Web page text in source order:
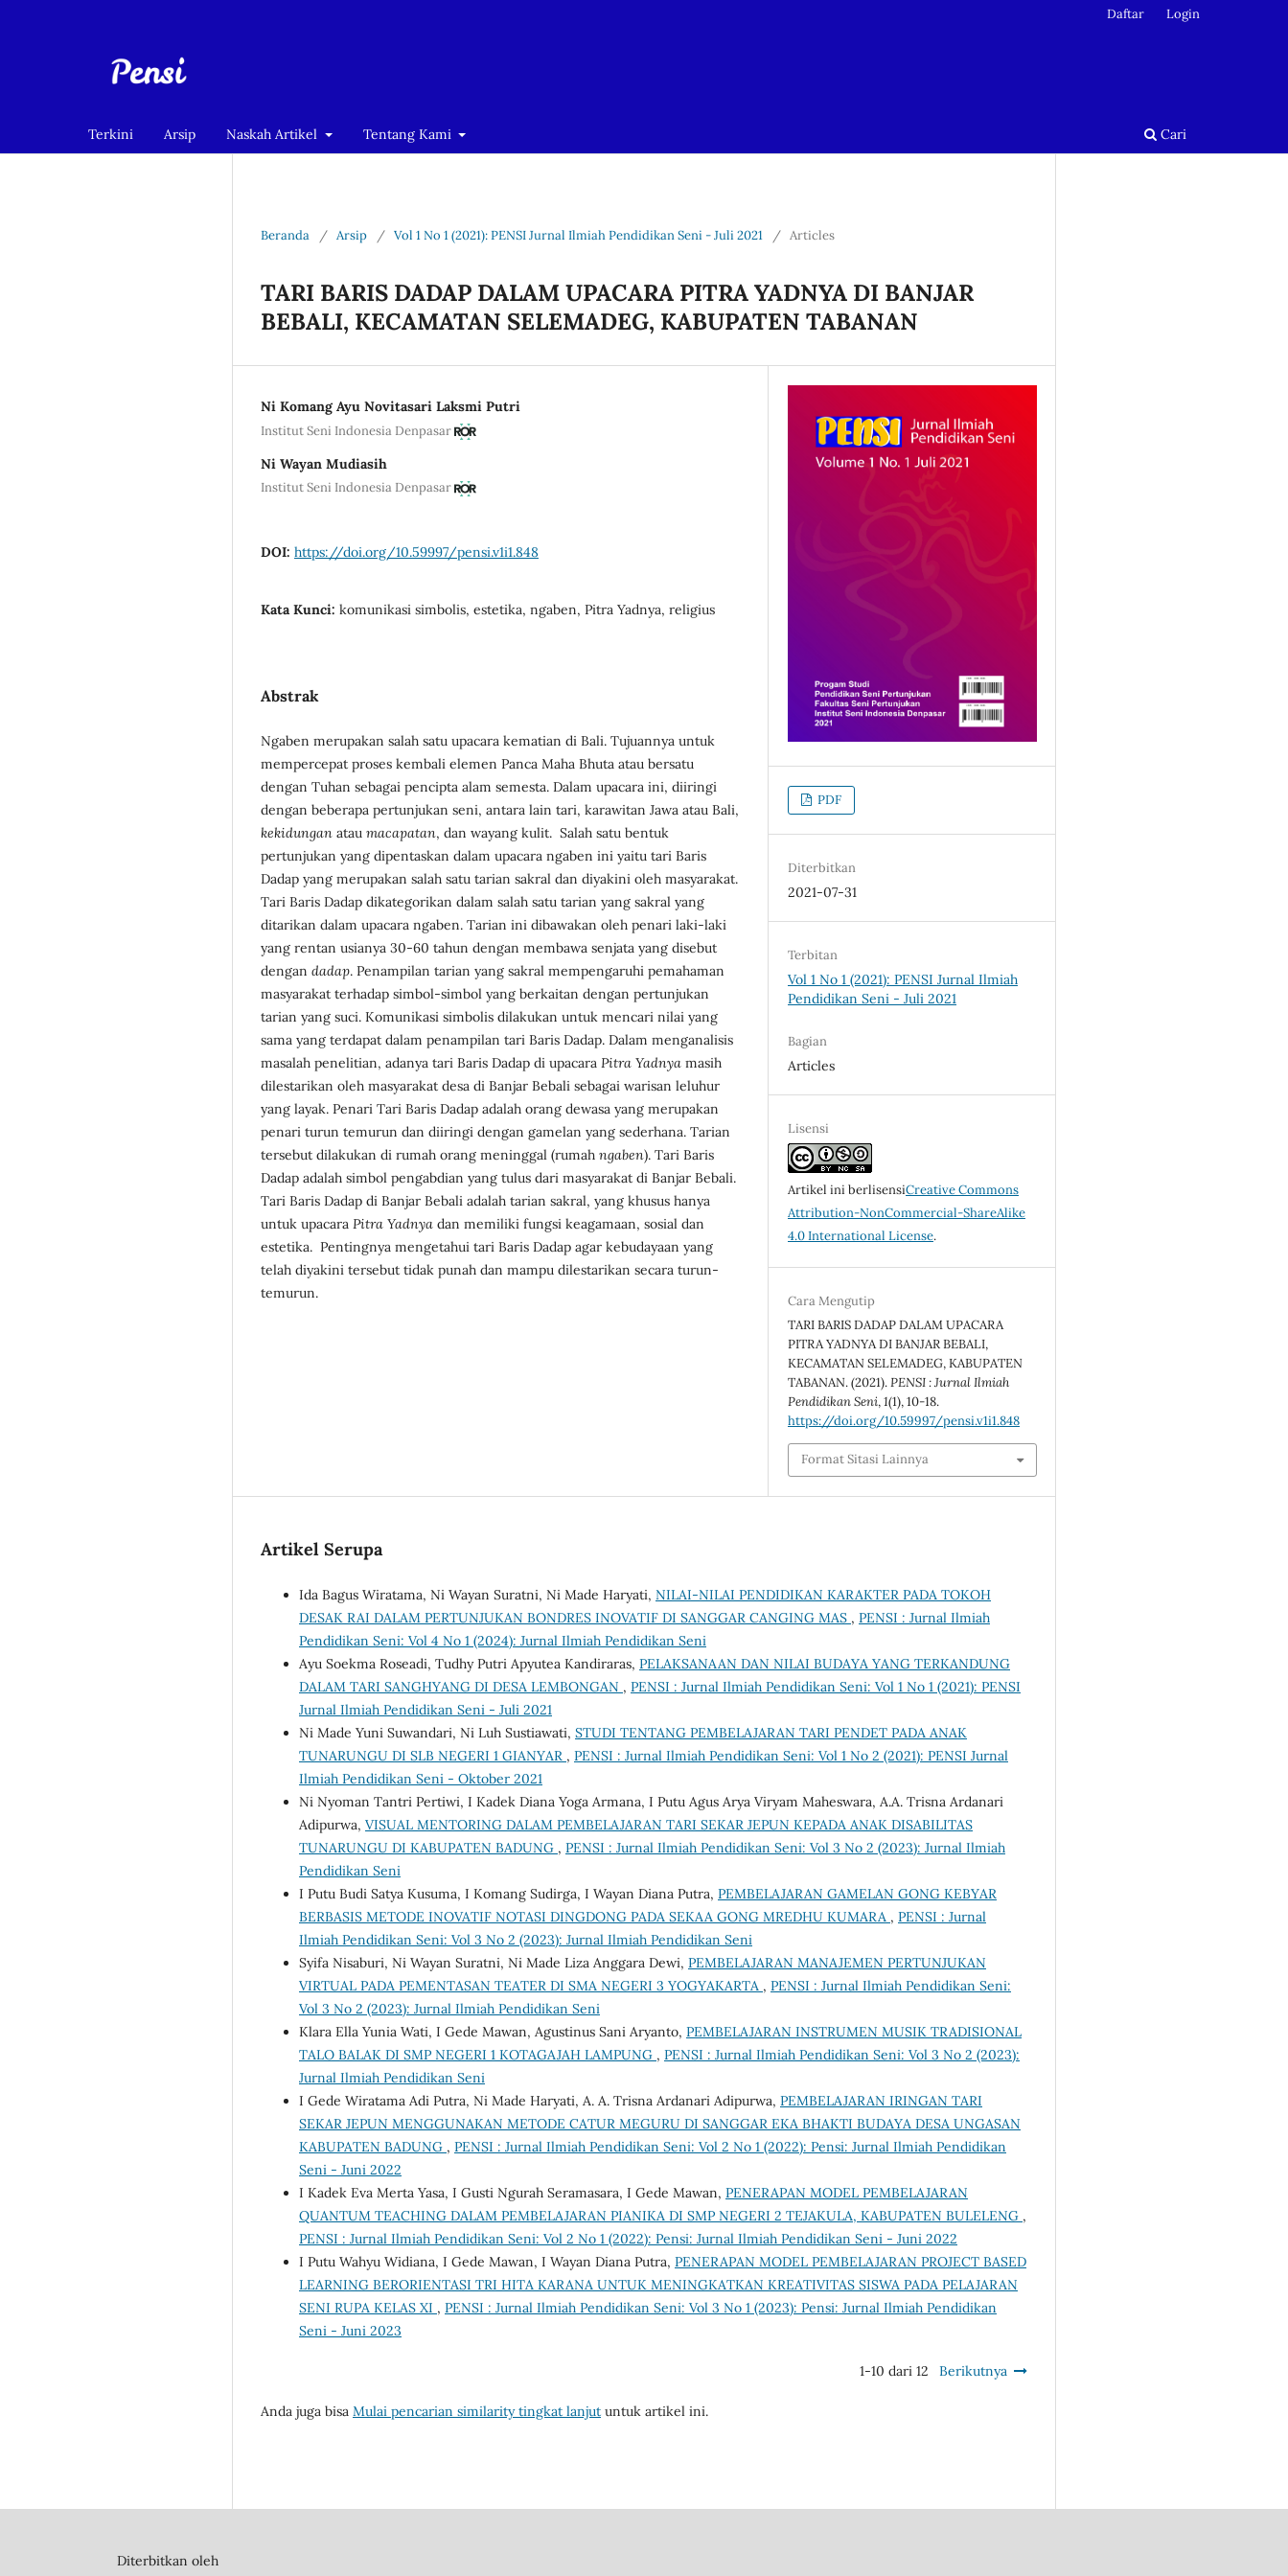
Terkini Arsip Naskah Artikel Tentang Kami Cari
Daftar Login
Beranda / Arsip / Vol 1 No 1 (2021): PENSI Jurnal Ilmiah Pendidikan Seni - Juli 2021 / Articles
TARI BARIS DADAP DALAM UPACARA PITRA YADNYA DI BANJAR
BEBALI, KECAMATAN SELEMADEG, KABUPATEN TABANAN
Ni Komang Ayu Novitasari Laksmi Putri
Institut Seni Indonesia Denpasar
Ni Wayan Mudiasih
Institut Seni Indonesia Denpasar
DOI: https://doi.org/10.59997/pensi.v1i1.848
Kata Kunci: komunikasi simbolis, estetika, ngaben, Pitra Yadnya, religius
Abstrak
Ngaben merupakan salah satu upacara kematian di Bali. Tujuannya untuk
mempercepat proses kembali elemen Panca Maha Bhuta atau bersatu
dengan Tuhan sebagai pencipta alam semesta. Dalam upacara ini, diiringi
dengan beberapa pertunjukan seni, antara lain tari, karawitan Jawa atau Bali,
kekidungan atau macapatan, dan wayang kulit. Salah satu bentuk
pertunjukan yang dipentaskan dalam upacara ngaben ini yaitu tari Baris
Dadap yang merupakan salah satu tarian sakral dan diyakini oleh masyarakat.
Tari Baris Dadap dikategorikan dalam salah satu tarian yang sakral yang
ditarikan dalam upacara ngaben. Tarian ini dibawakan oleh penari laki-laki
yang rentan usianya 30-60 tahun dengan membawa senjata yang disebut
dengan dadap. Penampilan tarian yang sakral mempengaruhi pemahaman
masyarakat terhadap simbol-simbol yang berkaitan dengan pertunjukan
tarian yang suci. Komunikasi simbolis dilakukan untuk mencari nilai yang
sama yang terdapat dalam penampilan tari Baris Dadap. Dalam menganalisis
masalah penelitian, adanya tari Baris Dadap di upacara Pitra Yadnya masih
dilestarikan oleh masyarakat desa di Banjar Bebali sebagai warisan leluhur
yang layak. Penari Tari Baris Dadap adalah orang dewasa yang merupakan
penari turun temurun dan diiringi dengan gamelan yang sederhana. Tarian
tersebut dilakukan di rumah orang meninggal (rumah ngaben). Tari Baris
Dadap adalah simbol pengabdian yang tulus dari masyarakat di Banjar Bebali.
Tari Baris Dadap di Banjar Bebali adalah tarian sakral, yang khusus hanya
untuk upacara Pitra Yadnya dan memiliki fungsi keagamaan, sosial dan
estetika. Pentingnya mengetahui tari Baris Dadap agar kebudayaan yang
telah diyakini tersebut tidak punah dan mampu dilestarikan secara turun-
temurun.
PDF
Diterbitkan
2021-07-31
Terbitan
Vol 1 No 1 (2021): PENSI Jurnal Ilmiah
Pendidikan Seni - Juli 2021
Bagian
Articles
Lisensi
Artikel ini berlisensiCreative Commons
Attribution-NonCommercial-ShareAlike
4.0 International License.
Cara Mengutip
TARI BARIS DADAP DALAM UPACARA
PITRA YADNYA DI BANJAR BEBALI,
KECAMATAN SELEMADEG, KABUPATEN
TABANAN. (2021).PENSI : Jurnal Ilmiah
Pendidikan Seni,1(1), 10-18.
https://doi.org/10.59997/pensi.v1i1.848
Format Sitasi Lainnya
Artikel Serupa
Ida Bagus Wiratama, Ni Wayan Suratni, Ni Made Haryati, NILAI-NILAI PENDIDIKAN KARAKTER PADA TOKOH
DESAK RAI DALAM PERTUNJUKAN BONDRES INOVATIF DI SANGGAR CANGING MAS , PENSI : Jurnal Ilmiah
Pendidikan Seni: Vol 4 No 1 (2024): Jurnal Ilmiah Pendidikan Seni
Ayu Soekma Roseadi, Tudhy Putri Apyutea Kandiraras, PELAKSANAAN DAN NILAI BUDAYA YANG TERKANDUNG
DALAM TARI SANGHYANG DI DESA LEMBONGAN , PENSI : Jurnal Ilmiah Pendidikan Seni: Vol 1 No 1 (2021): PENSI
Jurnal Ilmiah Pendidikan Seni - Juli 2021
Ni Made Yuni Suwandari, Ni Luh Sustiawati, STUDI TENTANG PEMBELAJARAN TARI PENDET PADA ANAK
TUNARUNGU DI SLB NEGERI 1 GIANYAR , PENSI : Jurnal Ilmiah Pendidikan Seni: Vol 1 No 2 (2021): PENSI Jurnal
Ilmiah Pendidikan Seni - Oktober 2021
Ni Nyoman Tantri Pertiwi, I Kadek Diana Yoga Armana, I Putu Agus Arya Viryam Maheswara, A.A. Trisna Ardanari
Adipurwa, VISUAL MENTORING DALAM PEMBELAJARAN TARI SEKAR JEPUN KEPADA ANAK DISABILITAS
TUNARUNGU DI KABUPATEN BADUNG , PENSI : Jurnal Ilmiah Pendidikan Seni: Vol 3 No 2 (2023): Jurnal Ilmiah
Pendidikan Seni
I Putu Budi Satya Kusuma, I Komang Sudirga, I Wayan Diana Putra, PEMBELAJARAN GAMELAN GONG KEBYAR
BERBASIS METODE INOVATIF NOTASI DINGDONG PADA SEKAA GONG MREDHU KUMARA , PENSI : Jurnal
Ilmiah Pendidikan Seni: Vol 3 No 2 (2023): Jurnal Ilmiah Pendidikan Seni
Syifa Nisaburi, Ni Wayan Suratni, Ni Made Liza Anggara Dewi, PEMBELAJARAN MANAJEMEN PERTUNJUKAN
VIRTUAL PADA PEMENTASAN TEATER DI SMA NEGERI 3 YOGYAKARTA , PENSI : Jurnal Ilmiah Pendidikan Seni:
Vol 3 No 2 (2023): Jurnal Ilmiah Pendidikan Seni
Klara Ella Yunia Wati, I Gede Mawan, Agustinus Sani Aryanto, PEMBELAJARAN INSTRUMEN MUSIK TRADISIONAL
TALO BALAK DI SMP NEGERI 1 KOTAGAJAH LAMPUNG , PENSI : Jurnal Ilmiah Pendidikan Seni: Vol 3 No 2 (2023):
Jurnal Ilmiah Pendidikan Seni
I Gede Wiratama Adi Putra, Ni Made Haryati, A. A. Trisna Ardanari Adipurwa, PEMBELAJARAN IRINGAN TARI
SEKAR JEPUN MENGGUNAKAN METODE CATUR MEGURU DI SANGGAR EKA BHAKTI BUDAYA DESA UNGASAN
KABUPATEN BADUNG , PENSI : Jurnal Ilmiah Pendidikan Seni: Vol 2 No 1 (2022): Pensi: Jurnal Ilmiah Pendidikan
Seni - Juni 2022
I Kadek Eva Merta Yasa, I Gusti Ngurah Seramasara, I Gede Mawan, PENERAPAN MODEL PEMBELAJARAN
QUANTUM TEACHING DALAM PEMBELAJARAN PIANIKA DI SMP NEGERI 2 TEJAKULA, KABUPATEN BULELENG ,
PENSI : Jurnal Ilmiah Pendidikan Seni: Vol 2 No 1 (2022): Pensi: Jurnal Ilmiah Pendidikan Seni - Juni 2022
I Putu Wahyu Widiana, I Gede Mawan, I Wayan Diana Putra, PENERAPAN MODEL PEMBELAJARAN PROJECT BASED
LEARNING BERORIENTASI TRI HITA KARANA UNTUK MENINGKATKAN KREATIVITAS SISWA PADA PELAJARAN
SENI RUPA KELAS XI , PENSI : Jurnal Ilmiah Pendidikan Seni: Vol 3 No 1 (2023): Pensi: Jurnal Ilmiah Pendidikan
Seni - Juni 2023
1-10 dari 12 Berikutnya
Anda juga bisa Mulai pencarian similarity tingkat lanjut untuk artikel ini.
Diterbitkan oleh